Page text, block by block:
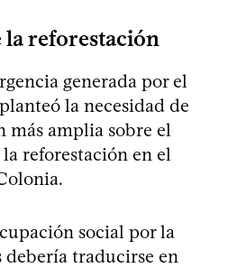
la reforestación
generada por el
la necesidad de
más amplia sobre el
reforestación en el
social por la
traducirse en